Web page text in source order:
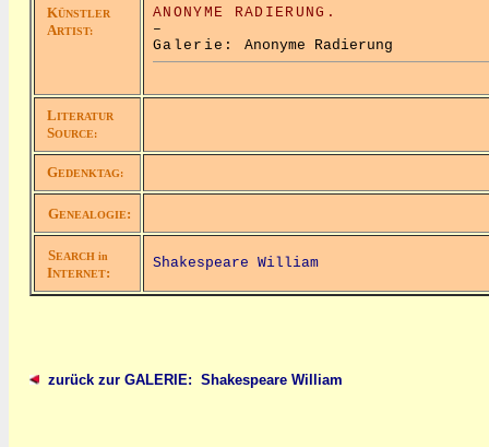
KÜNSTLER
ARTIST:
ANONYME RADIERUNG.
–
Galerie: Anonyme Radierung
LITERATUR
SOURCE:
GEDENKTAG:
GENEALOGIE:
SEARCH in
INTERNET:
Shakespeare William
zurück zur GALERIE: Shakespeare William